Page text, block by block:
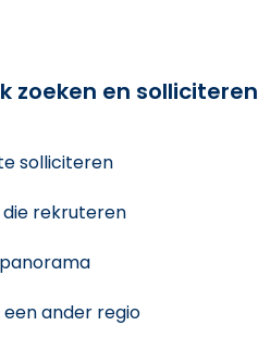
zoeken en solliciteren
solliciteren
rekruteren
ander regio